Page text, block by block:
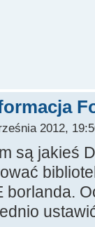
2012,
są jakieś
borlanda.